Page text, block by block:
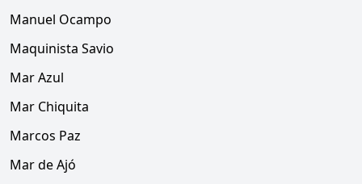
Manuel Ocampo
Maquinista Savio
Mar Azul
Mar Chiquita
Marcos Paz
Mar de Ajó